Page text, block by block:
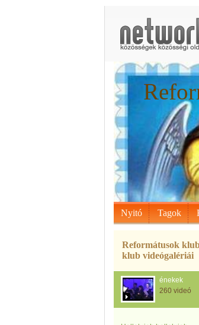
Nyitó Tagok
Reformátusok
klub videógalériái
énekek
260 videó